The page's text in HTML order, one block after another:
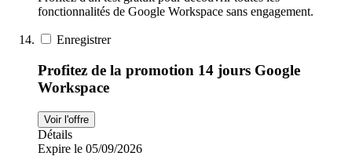
fonctionnalités de Google Workspace sans engagement.
Enregistrer
Profitez de la promotion 14 jours Google
Workspace
Voir l'offre
Détails
Expire le 05/09/2026